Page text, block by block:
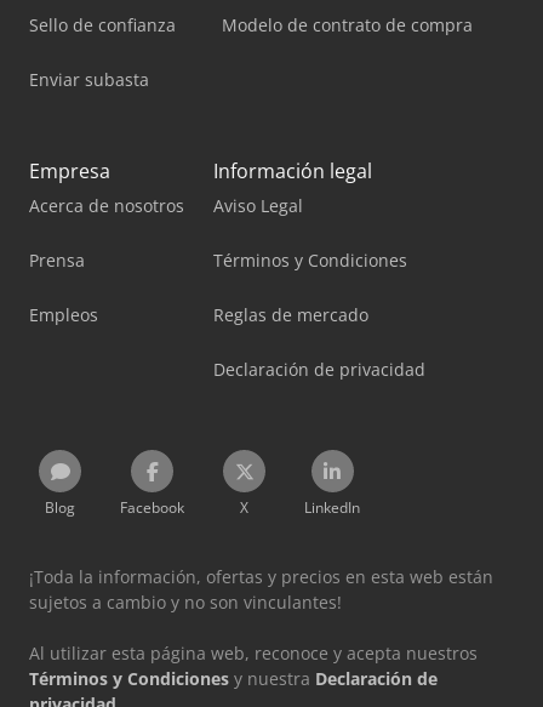
Sello de confianza
Enviar subasta
Modelo de contrato de compra
Empresa
Acerca de nosotros
Prensa
Empleos
Información legal
Aviso Legal
Términos y Condiciones
Reglas de mercado
Declaración de privacidad
Blog Facebook X LinkedIn
¡Toda la información, ofertas y precios en esta web están
sujetos a cambio y no son vinculantes!
Al utilizar esta página web, reconoce y acepta nuestros
Términos y Condiciones y nuestra Declaración de